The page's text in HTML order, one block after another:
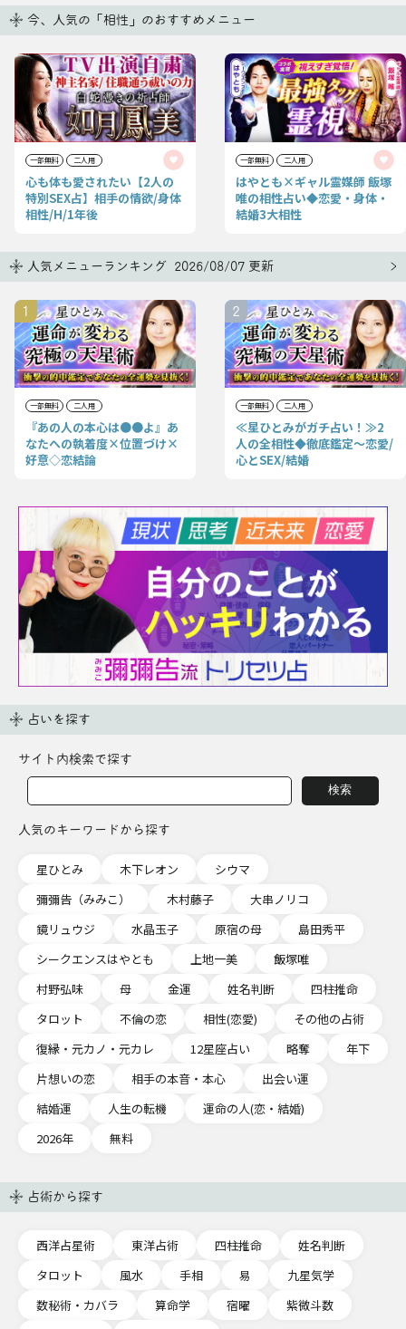
今、人気の「相性」のおすすめメニュー
一部無料 二人用
心も体も愛されたい【2人の
特別SEX占】相手の情欲/身体
相性/H/1年後
一部無料 二人用
はやとも×ギャル霊媒師 飯塚
唯の相性占い◆恋愛・身体・
結婚3大相性
人気メニューランキング 2026/08/07 更新
1
一部無料 二人用
『あの人の本心は●●よ』あ
なたへの執着度×位置づけ×
好意◇恋結論
2
一部無料 二人用
≪星ひとみがガチ占い！≫2
人の全相性◆徹底鑑定〜恋愛/
心とSEX/結婚
占いを探す
サイト内検索で探す
人気のキーワードから探す
星ひとみ 木下レオン
シウマ
彌彌告（みみこ）
木村藤子
大串ノリコ
鏡リュウジ
水晶玉子 原宿の母
島田秀平
シークエンスはやとも
上地一美
飯塚唯
村野弘味
母 金運 姓名判断
四柱推命
タロット
不倫の恋 相性(恋愛)
その他の占術
復縁・元カノ・元カレ
12星座占い 略奪
年下
片想いの恋
相手の本音・本心
出会い運
結婚運
人生の転機
運命の人(恋・結婚)
2026年
無料
占術から探す
西洋占星術 東洋占術 四柱推命
姓名判断
タロット
風水 手相 易
九星気学
数秘術・カバラ
算命学 宿曜
紫微斗数